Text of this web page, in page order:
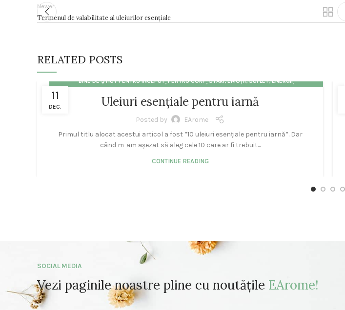
Newer
Termenul de valabilitate al uleiurilor esențiale
RELATED POSTS
11
DEC.
BINE DE ȘTIUT PENTRU ÎNCEPUT,PENTRU CORP,STĂRI, EMOȚII, SUFLET, ENERGII,
Uleiuri esențiale pentru iarnă
Posted by
EArome
Primul titlu alocat acestui articol a fost ”10 uleiuri esențiale pentru iarnă”. Dar
când m-am așezat să aleg cele 10 care ar fi trebuit...
CONTINUE READING
SOCIAL MEDIA
Vezi paginile noastre pline cu noutățile EArome!